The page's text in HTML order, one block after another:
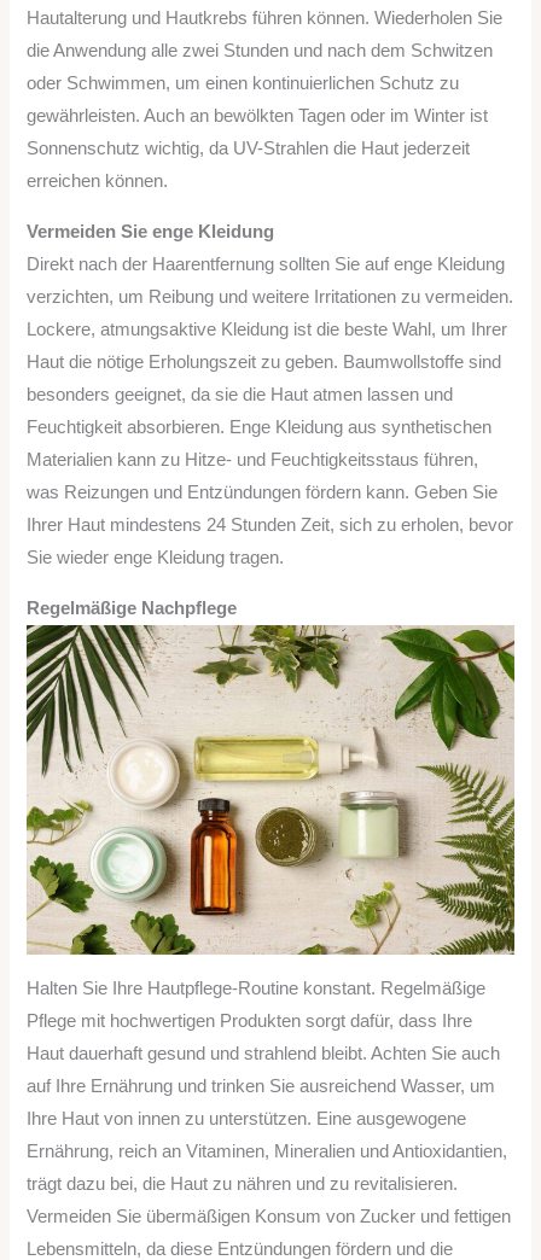
Hautalterung und Hautkrebs führen können. Wiederholen Sie
die Anwendung alle zwei Stunden und nach dem Schwitzen
oder Schwimmen, um einen kontinuierlichen Schutz zu
gewährleisten. Auch an bewölkten Tagen oder im Winter ist
Sonnenschutz wichtig, da UV-Strahlen die Haut jederzeit
erreichen können.
Vermeiden Sie enge Kleidung
Direkt nach der Haarentfernung sollten Sie auf enge Kleidung
verzichten, um Reibung und weitere Irritationen zu vermeiden.
Lockere, atmungsaktive Kleidung ist die beste Wahl, um Ihrer
Haut die nötige Erholungszeit zu geben. Baumwollstoffe sind
besonders geeignet, da sie die Haut atmen lassen und
Feuchtigkeit absorbieren. Enge Kleidung aus synthetischen
Materialien kann zu Hitze- und Feuchtigkeitsstaus führen,
was Reizungen und Entzündungen fördern kann. Geben Sie
Ihrer Haut mindestens 24 Stunden Zeit, sich zu erholen, bevor
Sie wieder enge Kleidung tragen.
Regelmäßige Nachpflege
Halten Sie Ihre Hautpflege-Routine konstant. Regelmäßige
Pflege mit hochwertigen Produkten sorgt dafür, dass Ihre
Haut dauerhaft gesund und strahlend bleibt. Achten Sie auch
auf Ihre Ernährung und trinken Sie ausreichend Wasser, um
Ihre Haut von innen zu unterstützen. Eine ausgewogene
Ernährung, reich an Vitaminen, Mineralien und Antioxidantien,
trägt dazu bei, die Haut zu nähren und zu revitalisieren.
Vermeiden Sie übermäßigen Konsum von Zucker und fettigen
Lebensmitteln, da diese Entzündungen fördern und die